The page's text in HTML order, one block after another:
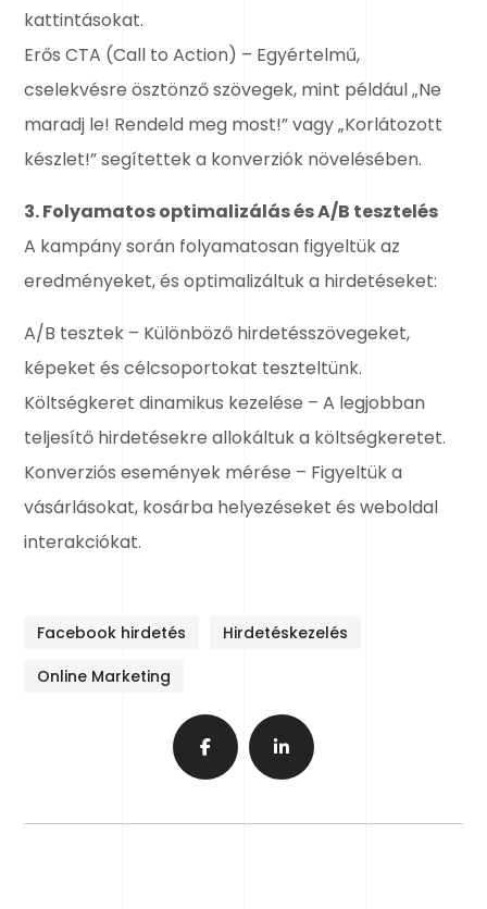
kattintásokat.
Erős CTA (Call to Action) – Egyértelmű,
cselekvésre ösztönző szövegek, mint például „Ne
maradj le! Rendeld meg most!” vagy „Korlátozott
készlet!” segítettek a konverziók növelésében.
3. Folyamatos optimalizálás és A/B tesztelés
A kampány során folyamatosan figyeltük az
eredményeket, és optimalizáltuk a hirdetéseket:
A/B tesztek – Különböző hirdetésszövegeket,
képeket és célcsoportokat teszteltünk.
Költségkeret dinamikus kezelése – A legjobban
teljesítő hirdetésekre allokáltuk a költségkeretet.
Konverziós események mérése – Figyeltük a
vásárlásokat, kosárba helyezéseket és weboldal
interakciókat.
Facebook hirdetés
Hirdetéskezelés
Online Marketing